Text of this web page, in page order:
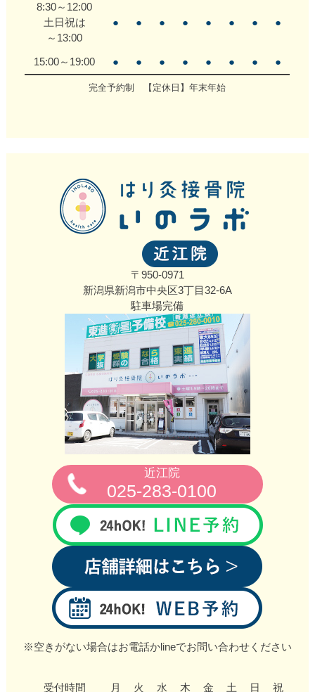
8:30～12:00
土日祝は
～13:00
● ● ● ● ● ● ● ●
15:00～19:00 ● ● ● ● ● ● ● ●
完全予約制 【定休日】年末年始
〒950-0971
新潟県新潟市中央区3丁目32‐6A
駐車場完備
近江院
025-283-0100
※空きがない場合はお電話かlineでお問い合わせください
受付時間 月 火 水 木 金 土 日 祝